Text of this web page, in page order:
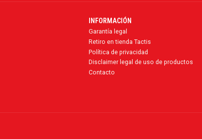
INFORMACIÓN
Garantía legal
Retiro en tienda Tactis
Política de privacidad
Disclaimer legal de uso de productos
Contacto